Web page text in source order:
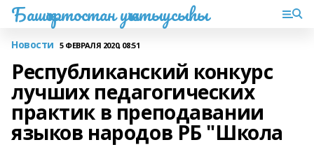
Башҡортостан уҡытыусыһы
Новости 5 ФЕВРАЛЯ 2020, 08:51
Республиканский конкурс
лучших педагогических
практик в преподавании
языков народов РБ "Школа